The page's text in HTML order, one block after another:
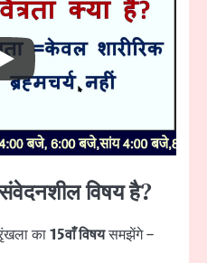
विषय है?
का15वाँ विषयसमझेंगे –